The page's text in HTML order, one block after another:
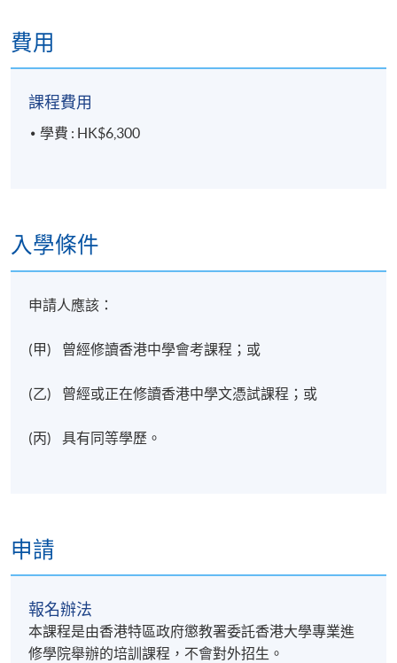
費用
課程費用
學費 : HK$6,300
入學條件
申請人應該：
(甲) 曾經修讀香港中學會考課程；或
(乙) 曾經或正在修讀香港中學文憑試課程；或
(丙) 具有同等學歷。
申請
報名辦法
本課程是由香港特區政府懲教署委託香港大學專業進
修學院舉辦的培訓課程，不會對外招生。